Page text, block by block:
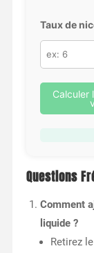
Taux de
Calculer
Questions
Comment
liquide ?
Retirez